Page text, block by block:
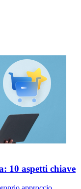
10 aspetti chiave